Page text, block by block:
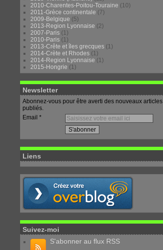
2010-Charentes-Poitou-Touraine (10)
2011-Grèce continentale (7)
2009-Belgique (5)
2013-Region Lyonnaise (2)
2007-Paris (1)
2010-Paris (1)
2013-Crête et îles grecques (1)
2014-Crète et Rhodes (1)
2014-Region Lyonnaise (1)
2015-Hongrie (1)
Newsletter
Abonnez-vous pour être averti des nouveaux articles
publiés.
Email
Liens
Suivez-moi
S'abonner au flux RSS